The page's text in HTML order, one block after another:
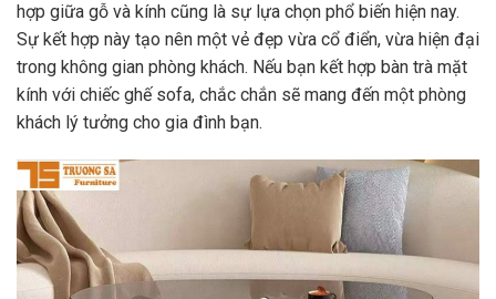
hợp giữa gỗ và kính cũng là sự lựa chọn phổ biến hiện nay.
Sự kết hợp này tạo nên một vẻ đẹp vừa cổ điển, vừa hiện đại
trong không gian phòng khách. Nếu bạn kết hợp bàn trà mặt
kính với chiếc ghế sofa, chắc chắn sẽ mang đến một phòng
khách lý tưởng cho gia đình bạn.